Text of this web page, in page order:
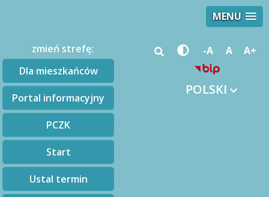
MENU
zmień strefę:
Dla mieszkańców
Portal informacyjny
PCZK
Start
Ustal termin
-A A A+
POLSKI